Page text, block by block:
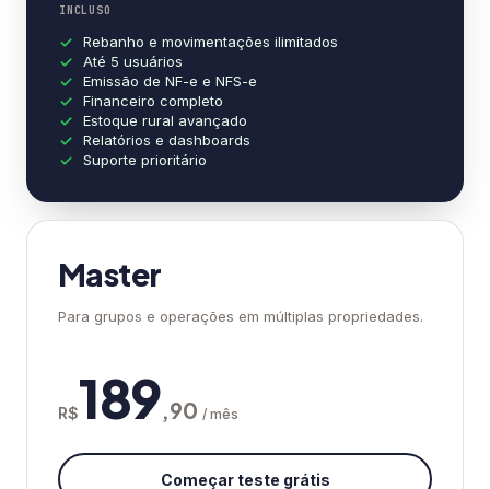
INCLUSO
Rebanho e movimentações ilimitados
Até 5 usuários
Emissão de NF-e e NFS-e
Financeiro completo
Estoque rural avançado
Relatórios e dashboards
Suporte prioritário
Master
Para grupos e operações em múltiplas propriedades.
R$189,90 / mês
Começar teste grátis